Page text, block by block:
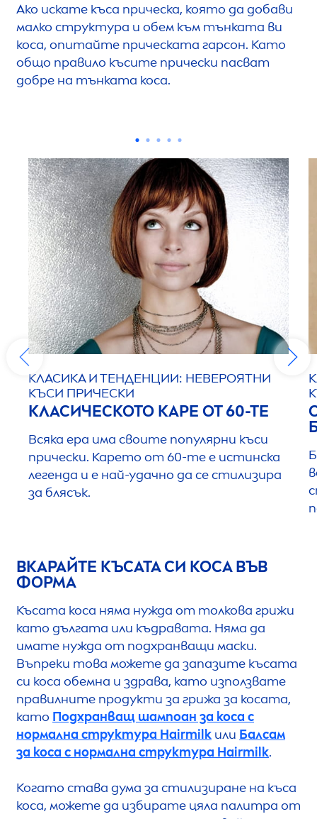
Ако искате къса прическа, която да добави
малко структура и обем към тънката ви
коса, опитайте прическата гарсон. Като
общо правило късите прически пасват
добре на тънката коса.
КЛАСИКА И ТЕНДЕНЦИИ: НЕВЕРОЯТНИ
КЪСИ ПРИЧЕСКИ
КЛАСИЧЕСКОТО КАРЕ ОТ 60-ТЕ
Всяка ера има своите популярни къси
прически. Карето от 60-те е истинска
легенда и е най-удачно да се стилизира
за блясък.
ВКАРАЙТЕ КЪСАТА СИ КОСА ВЪВ
ФОРМА
Късата коса няма нужда от толкова грижи
като дългата или къдравата. Няма да
имате нужда от подхранващи маски.
Въпреки това можете да запазите късата
си коса обемна и здрава, като използвате
правилните продукти за грижа за косата,
като Подхранващ шампоан за коса с
нормална структура Hairmilk или Балсам
за коса с нормална структура Hairmilk.
Когато става дума за стилизиране на къса
коса, можете да избирате цяла палитра от